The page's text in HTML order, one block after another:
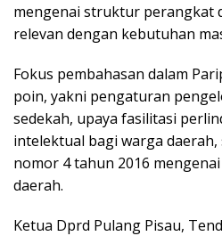
mengenai struktur perangkat
relevan dengan kebutuhan
Fokus pembahasan dalam
poin, yakni pengaturan
sedekah, upaya fasilitasi
intelektual bagi warga
nomor 4 tahun 2016
daerah.
Ketua Dprd Pulang Pisau,